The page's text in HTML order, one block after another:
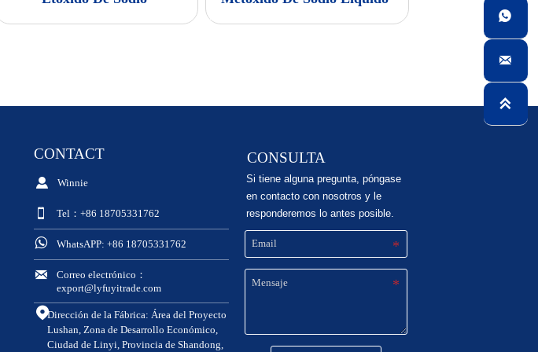
CONTACT
 Winnie
 Tel：+86 18705331762
 WhatsAPP: +86 18705331762

Correo electrónico：
export@lyfuyitrade.com
Dirección de la Fábrica: Área del Proyecto
Lushan, Zona de Desarrollo Económico,
Ciudad de Linyi, Provincia de Shandong,
CONSULTA
Si tiene alguna pregunta, póngase
en contacto con nosotros y le
responderemos lo antes posible.


